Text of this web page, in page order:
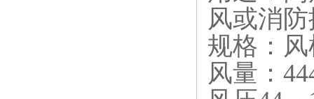
风或消
规格
风量：